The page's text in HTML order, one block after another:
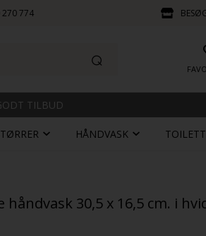
270 774
TILBUD
HÅNDVASK
håndvask 30,5 x 16,5 cm. i